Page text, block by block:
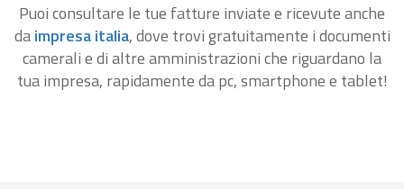
Puoi consultare le tue fatture inviate e ricevute anche
daimpresa italia, dove trovi gratuitamente i documenti
camerali e di altre amministrazioni che riguardano la
tua impresa, rapidamente da pc, smartphone e tablet!